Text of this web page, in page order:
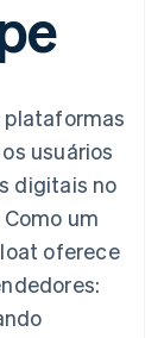
plataformas
usuários
digitais no
Como um
oferece